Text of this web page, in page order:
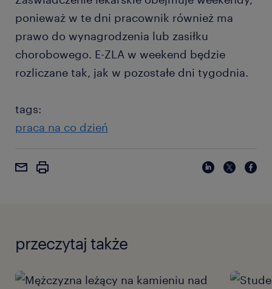
ponieważ w te dni pracownik również ma
prawo do wynagrodzenia lub zasiłku
chorobowego. E-ZLA w weekend będzie
rozliczane tak, jak w pozostałe dni tygodnia.
tags:
praca na co dzień
przeczytaj także